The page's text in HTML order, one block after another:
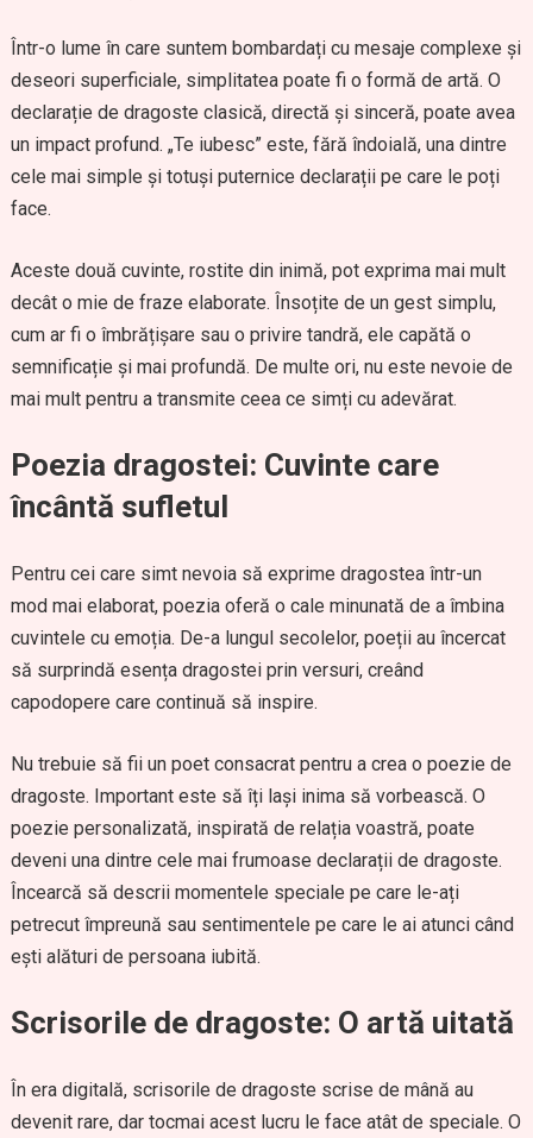
Într-o lume în care suntem bombardați cu mesaje complexe și
deseori superficiale, simplitatea poate fi o formă de artă. O
declarație de dragoste clasică, directă și sinceră, poate avea
un impact profund. „Te iubesc” este, fără îndoială, una dintre
cele mai simple și totuși puternice declarații pe care le poți
face.
Aceste două cuvinte, rostite din inimă, pot exprima mai mult
decât o mie de fraze elaborate. Însoțite de un gest simplu,
cum ar fi o îmbrățișare sau o privire tandră, ele capătă o
semnificație și mai profundă. De multe ori, nu este nevoie de
mai mult pentru a transmite ceea ce simți cu adevărat.
Poezia dragostei: Cuvinte care
încântă sufletul
Pentru cei care simt nevoia să exprime dragostea într-un
mod mai elaborat, poezia oferă o cale minunată de a îmbina
cuvintele cu emoția. De-a lungul secolelor, poeții au încercat
să surprindă esența dragostei prin versuri, creând
capodopere care continuă să inspire.
Nu trebuie să fii un poet consacrat pentru a crea o poezie de
dragoste. Important este să îți lași inima să vorbească. O
poezie personalizată, inspirată de relația voastră, poate
deveni una dintre cele mai frumoase declarații de dragoste.
Încearcă să descrii momentele speciale pe care le-ați
petrecut împreună sau sentimentele pe care le ai atunci când
ești alături de persoana iubită.
Scrisorile de dragoste: O artă uitată
În era digitală, scrisorile de dragoste scrise de mână au
devenit rare, dar tocmai acest lucru le face atât de speciale. O